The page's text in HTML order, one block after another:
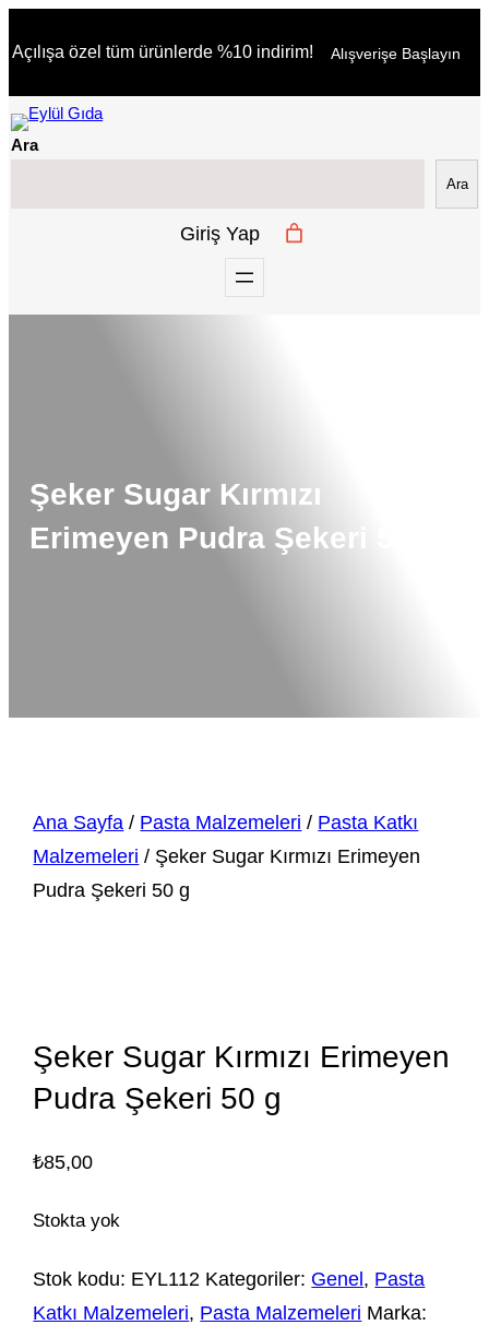
geç
Açılışa özel tüm ürünlerde %10 indirim! Alışverişe Başlayın
Ara
Ara
Giriş Yap
Şeker Sugar Kırmızı
Erimeyen Pudra Şekeri 50 g
Ana Sayfa / Pasta Malzemeleri / Pasta Katkı
Malzemeleri / Şeker Sugar Kırmızı Erimeyen
Pudra Şekeri 50 g
Şeker Sugar Kırmızı Erimeyen
Pudra Şekeri 50 g
₺85,00
Stokta yok
Stok kodu: EYL112 Kategoriler: Genel, Pasta
Katkı Malzemeleri, Pasta Malzemeleri Marka: